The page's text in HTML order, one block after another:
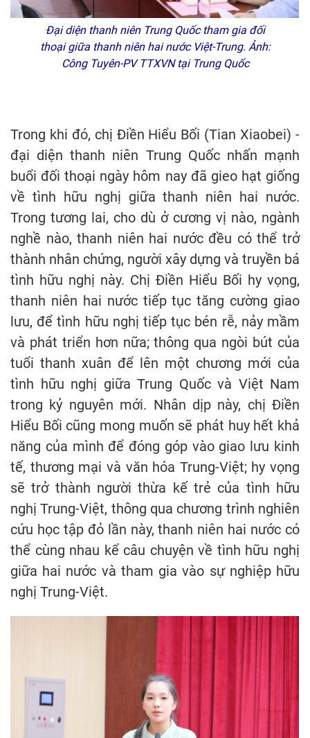
Đại diện thanh niên Trung Quốc tham gia đối
thoại giữa thanh niên hai nước Việt-Trung. Ảnh:
Công Tuyên-PV TTXVN tại Trung Quốc
Trong khi đó, chị Điền Hiểu Bối (Tian Xiaobei) -
đại diện thanh niên Trung Quốc nhấn mạnh
buổi đối thoại ngày hôm nay đã gieo hạt giống
về tình hữu nghị giữa thanh niên hai nước.
Trong tương lai, cho dù ở cương vị nào, ngành
nghề nào, thanh niên hai nước đều có thể trở
thành nhân chứng, người xây dựng và truyền bá
tình hữu nghị này. Chị Điền Hiểu Bối hy vọng,
thanh niên hai nước tiếp tục tăng cường giao
lưu, để tình hữu nghị tiếp tục bén rễ, nảy mầm
và phát triển hơn nữa; thông qua ngòi bút của
tuổi thanh xuân để lên một chương mới của
tình hữu nghị giữa Trung Quốc và Việt Nam
trong kỷ nguyên mới. Nhân dịp này, chị Điền
Hiểu Bối cũng mong muốn sẽ phát huy hết khả
năng của mình để đóng góp vào giao lưu kinh
tế, thương mại và văn hóa Trung-Việt; hy vọng
sẽ trở thành người thừa kế trẻ của tình hữu
nghị Trung-Việt, thông qua chương trình nghiên
cứu học tập đỏ lần này, thanh niên hai nước có
thể cùng nhau kể câu chuyện về tình hữu nghị
giữa hai nước và tham gia vào sự nghiệp hữu
nghị Trung-Việt.